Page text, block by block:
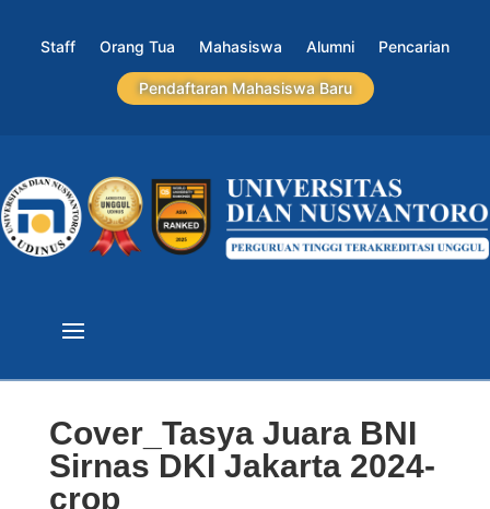
Staff Orang Tua Mahasiswa Alumni Pencarian
Pendaftaran Mahasiswa Baru
Cover_Tasya Juara BNI
Sirnas DKI Jakarta 2024-
crop